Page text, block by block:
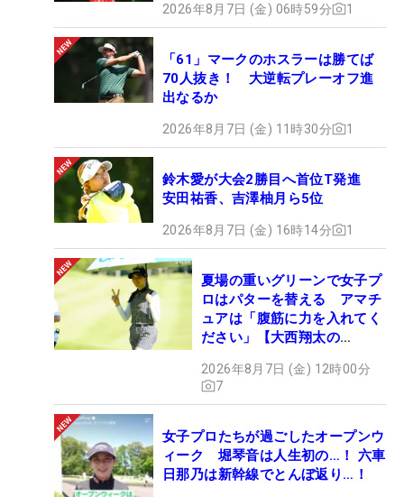
2026年8月7日 (金) 06時59分 1
「61」マークのホスラーは勝てば
70人抜き！ 大逆転プレーオフ進
出なるか
2026年8月7日 (金) 11時30分 1
鈴木愛が大会2勝目へ首位T発進
安田祐香、吉澤柚月ら5位
2026年8月7日 (金) 16時14分 1
夏場の重いグリーンで女子プ
ロはパターを替える アマチ
ュアは「腹筋に力を入れてく
ださい」【大西翔太の
2026年8月7日 (金) 12時00分
7
女子プロたちが過ごしたオープンウ
ィーク 堀琴音は人生初の…！ 六車
日那乃は新幹線でとんぼ返り…！